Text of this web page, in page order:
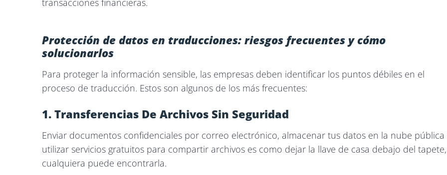
Protección de datos en traducciones: riesgos frecuentes y cómo
solucionarlos
Para proteger la información sensible, las empresas deben identificar los puntos débiles en el
proceso de traducción. Estos son algunos de los más frecuentes:
1. Transferencias De Archivos Sin Seguridad
Enviar documentos confidenciales por correo electrónico, almacenar tus datos en la nube pública
utilizar servicios gratuitos para compartir archivos es como dejar la llave de casa debajo del tapete,
cualquiera puede encontrarla.